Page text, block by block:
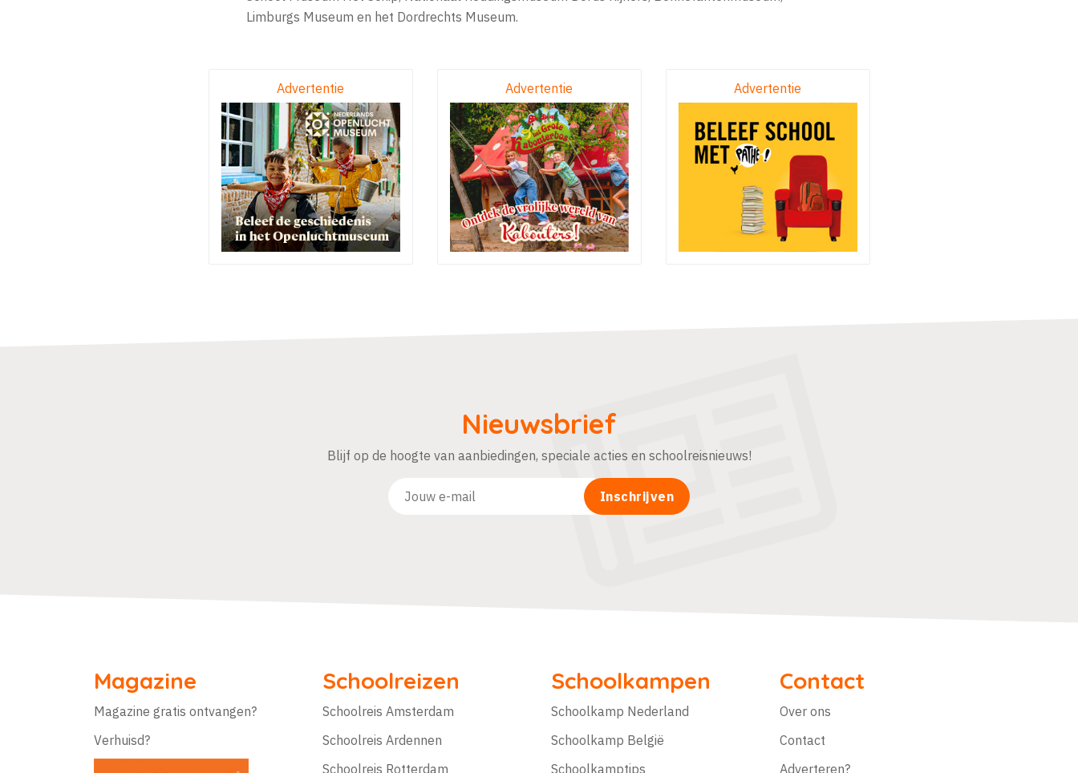
Limburgs Museum en het Dordrechts Museum.
Advertentie Advertentie Advertentie
Nieuwsbrief
Blijf op de hoogte van aanbiedingen, speciale acties en schoolreisnieuws!
Magazine
Magazine gratis ontvangen?
Verhuisd?
Schoolreizen
Schoolreis Amsterdam
Schoolreis Ardennen
Schoolreis Rotterdam
Schoolkampen
Schoolkamp Nederland
Schoolkamp België
Schoolkamptips
Contact
Over ons
Contact
Adverteren?